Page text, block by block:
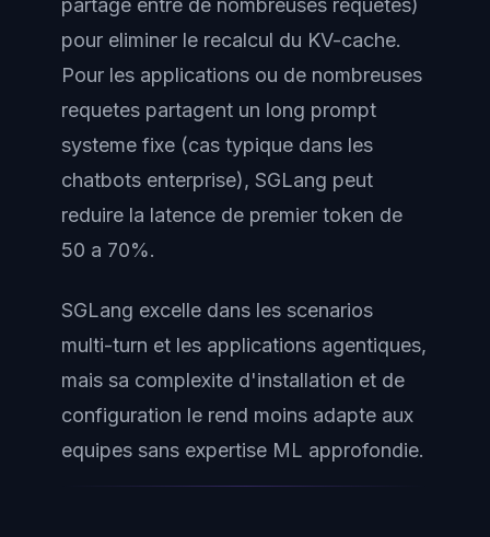
partage entre de nombreuses requetes)
pour eliminer le recalcul du KV-cache.
Pour les applications ou de nombreuses
requetes partagent un long prompt
systeme fixe (cas typique dans les
chatbots enterprise), SGLang peut
reduire la latence de premier token de
50 a 70%.
SGLang excelle dans les scenarios
multi-turn et les applications agentiques,
mais sa complexite d'installation et de
configuration le rend moins adapte aux
equipes sans expertise ML approfondie.